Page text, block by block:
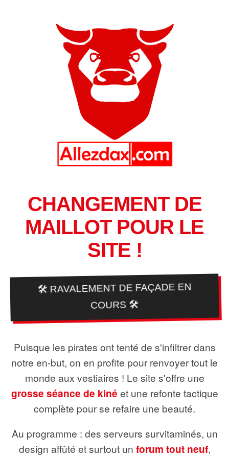
CHANGEMENT DE
MAILLOT POUR LE
SITE !
🛠️ RAVALEMENT DE FAÇADE EN
COURS 🛠️
Puisque les pirates ont tenté de s'infiltrer dans
notre en-but, on en profite pour renvoyer tout le
monde aux vestiaires ! Le site s'offre une
grosse séance de kiné et une refonte tactique
complète pour se refaire une beauté.
Au programme : des serveurs survitaminés, un
design affûté et surtout un forum tout neuf,